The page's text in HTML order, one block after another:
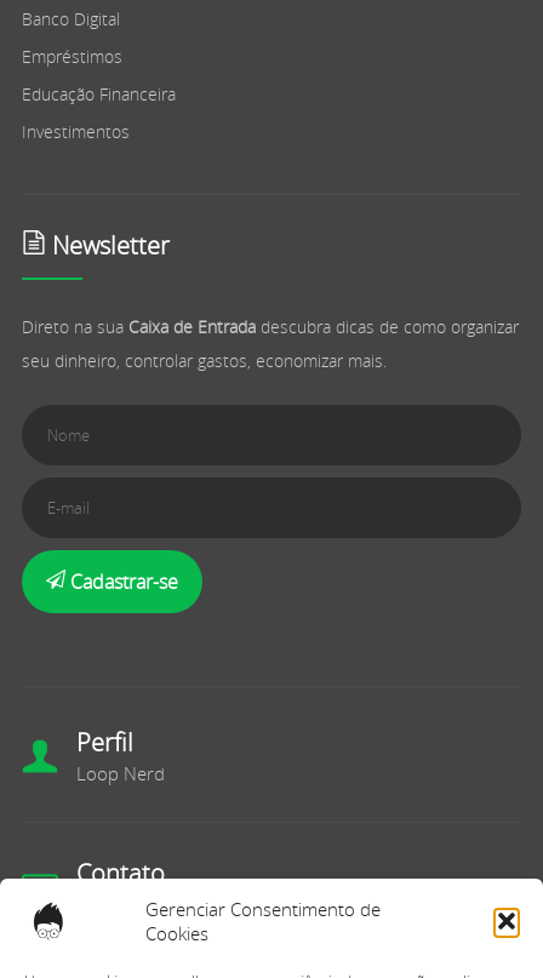
Gerenciar Consentimento de
Cookies
Banco Digital
Empréstimos
Educação Financeira
Investimentos
Newsletter
Direto na sua Caixa de Entradadescubra dicas de como organizar
seu dinheiro, controlar gastos, economizar mais.
Cadastrar-se
Perfil
Loop Nerd
Contato
Fale Conosco